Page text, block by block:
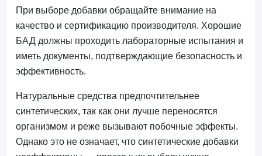
При выборе добавки обращайте внимание на
качество и сертификацию производителя. Хорошие
БАД должны проходить лабораторные испытания и
иметь документы, подтверждающие безопасность и
эффективность.
Натуральные средства предпочтительнее
синтетических, так как они лучше переносятся
организмом и реже вызывают побочные эффекты.
Однако это не означает, что синтетические добавки